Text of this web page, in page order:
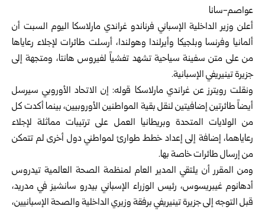
عواصم-سانا
أعلن وزير الداخلية الإسباني فرناندو غراندي مارلاسكا اليوم السبت أن
ألمانيا وفرنسا وبلجيكا وأيرلندا وهولندا، أرسلت طائرات لإجلاء رعاياها
من على متن سفينة سياحية تشهد تفشياً لفيروس هانتا، ومتجهة إلى
جزيرة تينيريفي الإسبانية.
ونقلت رويترز عن غراندي مارلاسكا قوله: إن الاتحاد الأوروبي سيرسل
أيضاً طائرتين إضافيتين لنقل بقية المواطنين الأوروبيين، بينما أكدت كل
من الولايات المتحدة وبريطانيا العمل على ترتيبات مماثلة لإجلاء
رعاياهما، إضافة إلى إعداد خطط طوارئ لمواطني دول أخرى لم تتمكن
من إرسال طائرات خاصة بها.
ومن المقرر أن يلتقي المدير العام لمنظمة الصحة العالمية تيدروس
أدهانوم غيبريسوس، رئيس الوزراء الإسباني بيدرو سانشيز في مدريد،
قبل التوجه إلى جزيرة تينيريفي برفقة وزيري الداخلية والصحة الإسبانيين،